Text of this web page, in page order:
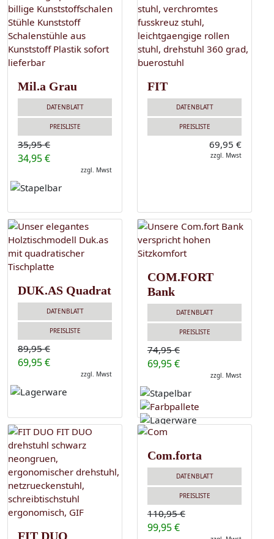
Mil.a Grau
DATENBLATT
PREISLISTE
35,95 €
34,95 €
zzgl. Mwst
FIT
DATENBLATT
PREISLISTE
69,95 €
zzgl. Mwst
DUK.AS Quadrat
DATENBLATT
PREISLISTE
89,95 €
69,95 €
zzgl. Mwst
COM.FORT
Bank
DATENBLATT
PREISLISTE
74,95 €
69,95 €
zzgl. Mwst
FIT DUO
Com.forta
DATENBLATT
PREISLISTE
110,95 €
99,95 €